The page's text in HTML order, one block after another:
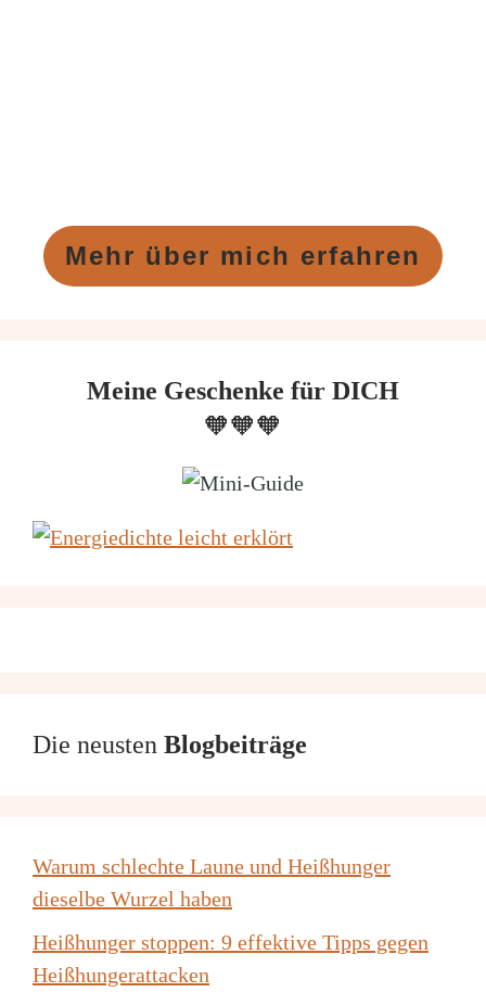
Mehr über mich erfahren
Meine Geschenke für DICH
🧡🧡🧡
Die neusten Blogbeiträge
Warum schlechte Laune und Heißhunger
dieselbe Wurzel haben
Heißhunger stoppen: 9 effektive Tipps gegen
Heißhungerattacken